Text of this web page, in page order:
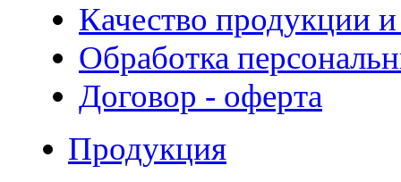
Качество продукции
Обработка
Договор - оферта
Продукция